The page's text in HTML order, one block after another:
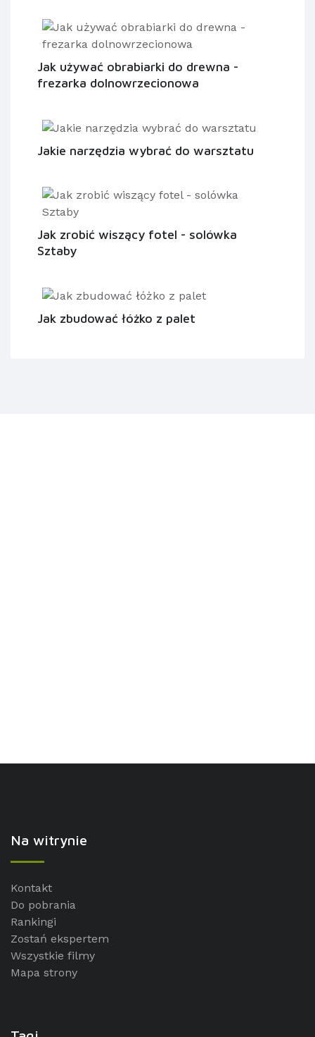
Jak używać obrabiarki do drewna -
frezarka dolnowrzecionowa
Jakie narzędzia wybrać do warsztatu
Jak zrobić wiszący fotel - solówka
Sztaby
Jak zbudować łóżko z palet
Na witrynie
Kontakt
Do pobrania
Rankingi
Zostań ekspertem
Wszystkie filmy
Mapa strony